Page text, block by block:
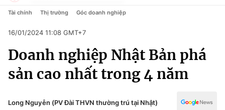
Chuyên mục
Chính trị
Chính trị
Pháp luật
Kinh tế
Thể thao
Truyền hình
Y tế
Tài chính Thị trường Góc doanh nghiệp
16/01/2024 11:08 GMT+7
Doanh nghiệp Nhật Bản phá
sản cao nhất trong 4 năm
Long Nguyễn (PV Đài THVN thường trú tại Nhật)